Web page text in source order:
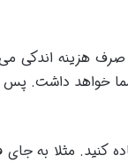
هزینه اندکی
خواهد داشت. پس
کنید. مثلا به